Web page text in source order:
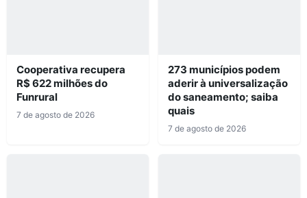
Cooperativa recupera
R$ 622 milhões do
Funrural
7 de agosto de 2026
273 municípios podem
aderir à universalização
do saneamento; saiba
quais
7 de agosto de 2026